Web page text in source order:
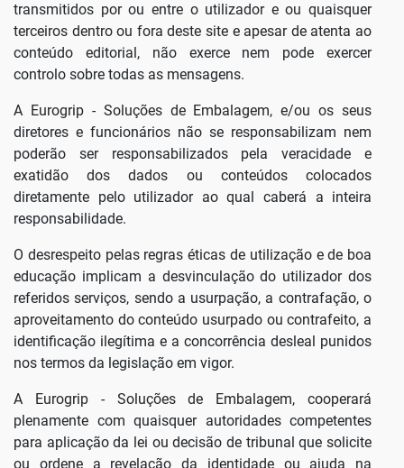
transmitidos por ou entre o utilizador e ou quaisquer
terceiros dentro ou fora deste site e apesar de atenta ao
conteúdo editorial, não exerce nem pode exercer
controlo sobre todas as mensagens.
A Eurogrip - Soluções de Embalagem, e/ou os seus
diretores e funcionários não se responsabilizam nem
poderão ser responsabilizados pela veracidade e
exatidão dos dados ou conteúdos colocados
diretamente pelo utilizador ao qual caberá a inteira
responsabilidade.
O desrespeito pelas regras éticas de utilização e de boa
educação implicam a desvinculação do utilizador dos
referidos serviços, sendo a usurpação, a contrafação, o
aproveitamento do conteúdo usurpado ou contrafeito, a
identificação ilegítima e a concorrência desleal punidos
nos termos da legislação em vigor.
A Eurogrip - Soluções de Embalagem, cooperará
plenamente com quaisquer autoridades competentes
para aplicação da lei ou decisão de tribunal que solicite
ou ordene a revelação da identidade ou ajuda na